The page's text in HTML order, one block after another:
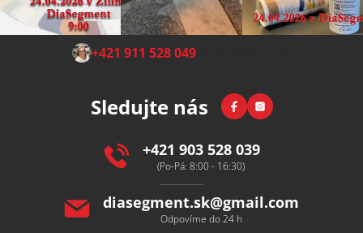
Z +421 911 528 049(Po-Pá 8:00-15:00)
Sledujte nás FacebookInstagram
+421 903 528 039
(Po-Pá: 8:00 - 16:30)
diasegment.sk@gmail.com
Odpovíme do 24 h